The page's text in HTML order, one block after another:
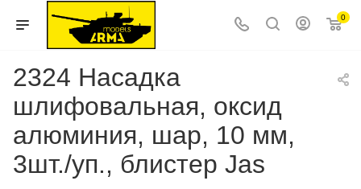
0
2324 Насадка
шлифовальная, оксид
алюминия, шар, 10 мм,
3шт./уп., блистер Jas